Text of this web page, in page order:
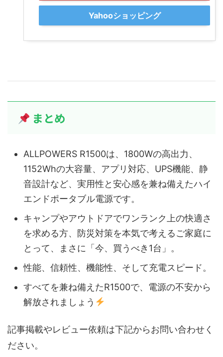
Yahooショッピング
まとめ
ALLPOWERS R1500は、1800Wの高出力、
1152Whの大容量、アプリ対応、UPS機能、静
音設計など、実用性と安心感を兼ね備えたハイ
エンドポータブル電源です。
キャンプやアウトドアでワンランク上の快適さ
を求める方、防災対策を本気で考えるご家庭に
とって、まさに「今、買うべき1台」。
性能、信頼性、機能性、そして充電スピード。
すべてを兼ね備えたR1500で、電源の不安から
解放されましょう
記事掲載やレビュー依頼は下記からお問い合わせく
ださい。